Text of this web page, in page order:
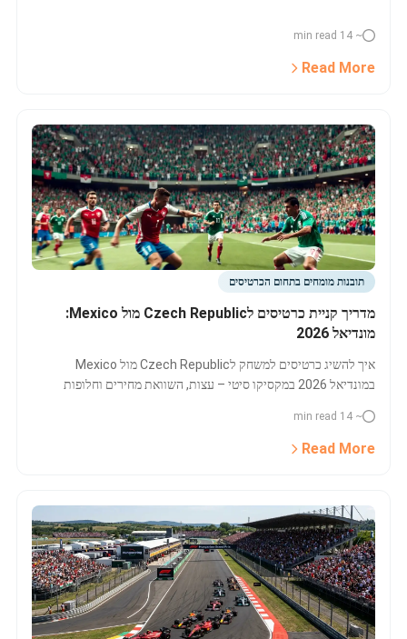
~ 14 min read
Read More
תובנות מומחים בתחום הכרטיסים
מדריך קניית כרטיסים לCzech Republic מול Mexico:
מונדיאל 2026
איך להשיג כרטיסים למשחק לCzech Republic מול Mexico
במונדיאל 2026 במקסיקו סיטי – עצות, השוואת מחירים וחלופות
המבוקש!
~ 14 min read
Read More